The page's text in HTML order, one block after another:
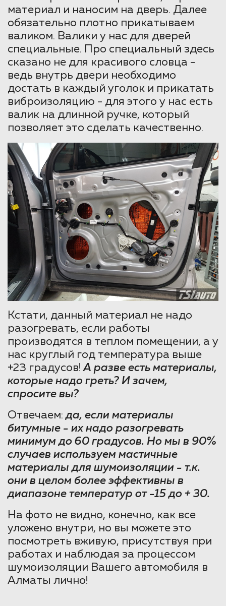
материал и наносим на дверь. Далее
обязательно плотно прикатываем
валиком. Валики у нас для дверей
специальные. Про специальный здесь
сказано не для красивого словца -
ведь внутрь двери необходимо
достать в каждый уголок и прикатать
виброизоляцию - для этого у нас есть
валик на длинной ручке, который
позволяет это сделать качественно.
Кстати, данный материал не надо
разогревать, если работы
производятся в теплом помещении, а у
нас круглый год температура выше
+23 градусов!А разве есть материалы,
которые надо греть? И зачем,
спросите вы?
Отвечаем:да, если материалы
битумные - их надо разогревать
минимум до 60 градусов. Но мы в 90%
случаев используем мастичные
материалы для шумоизоляции - т.к.
они в целом более эффективны в
диапазоне температур от -15 до + 30.
На фото не видно, конечно, как все
уложено внутри, но вы можете это
посмотреть вживую, присутствуя при
работах и наблюдая за процессом
шумоизоляции Вашего автомобиля в
Алматы лично!